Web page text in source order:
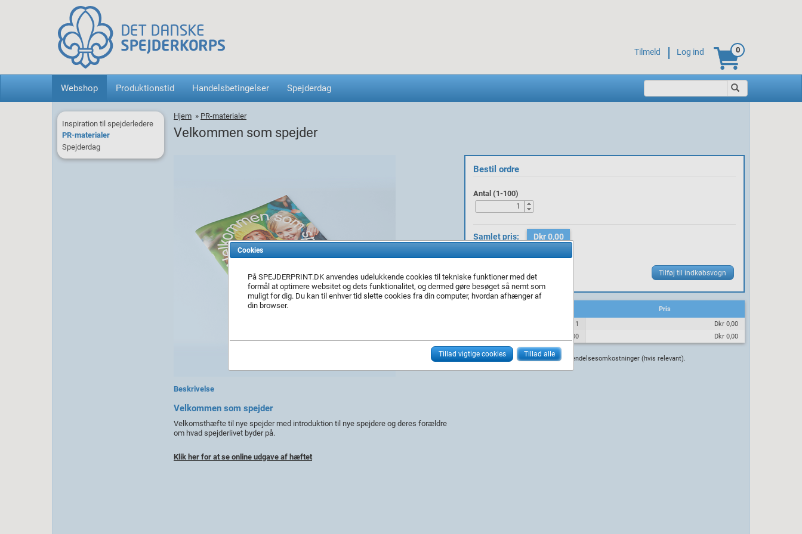
Tilmeld Log ind 0
Webshop Produktionstid Handelsbetingelser Spejderdag
Inspiration til spejderledere
PR-materialer
Spejderdag
Hjem » PR-materialer
Velkommen som spejder
Beskrivelse
Velkommen som spejder
Velkomsthæfte til nye spejder med introduktion til nye spejdere og deres forældre
om hvad spejderlivet byder på.
Klik her for at se online udgave af hæftet
Bestil ordre
Antal (1-100)
Samlet pris: Dkr 0,00
Pris
1
Dkr 0,00
100
Dkr 0,00
Priser er med moms, men uden forsendelsesomkostninger (hvis relevant).
Cookies
På SPEJDERPRINT.DK anvendes udelukkende cookies til tekniske funktioner med det
formål at optimere websitet og dets funktionalitet, og dermed gøre besøget så nemt som
muligt for dig. Du kan til enhver tid slette cookies fra din computer, hvordan afhænger af
din browser.
Tillad vigtige cookies Tillad alle